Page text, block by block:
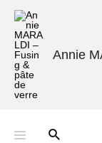
Annie